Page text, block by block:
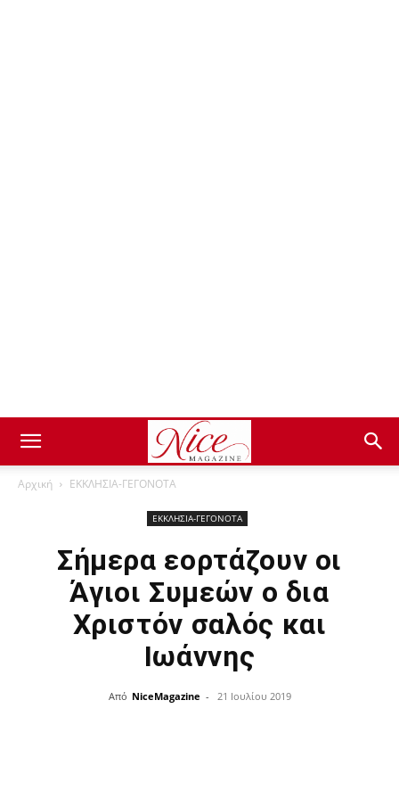
Αρχική ΕΚΚΛΗΣΙΑ-ΓΕΓΟΝΟΤΑ
ΕΚΚΛΗΣΙΑ-ΓΕΓΟΝΟΤΑ
Σήμερα εορτάζουν οι
Άγιοι Συμεών ο δια
Χριστόν σαλός και
Ιωάννης
Από NiceMagazine - 21 Ιουλίου 2019